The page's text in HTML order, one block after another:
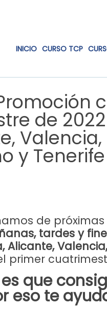
INICIO CURSO TCP
de
y Tenerife
de
tardes y
Alicante,
primer
que
eso te